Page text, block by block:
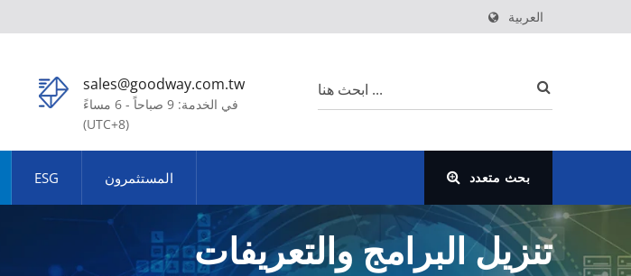
العربية
sales@goodway.com.tw
في الخدمة: 9 صباحاً - 6 مساءً
(UTC+8)
ESG المستثمرون بحث متعدد
تنزيل البرامج والتعريفات